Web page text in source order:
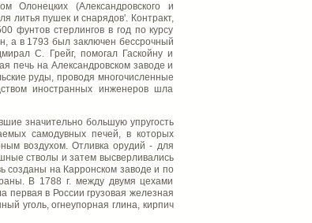
Олонецких (Александровского и
литья пушек и снарядов'. Контракт,
фунтов стерлингов в год по курсу
а в 1793 был заключен бессрочный
С. Грейг, помогал Гаскойну и
печь на Александровском заводе и
руды, проводя многочисленные
иностранных инженеров шла
значительно большую упругость
самодувных печей, в которых
воздухом. Отливка орудий - для
стволы и затем высверливались
созданы на Карронском заводе и по
В 1788 г. между двумя цехами
первая в России грузовая железная
уголь, огнеупорная глина, кирпич